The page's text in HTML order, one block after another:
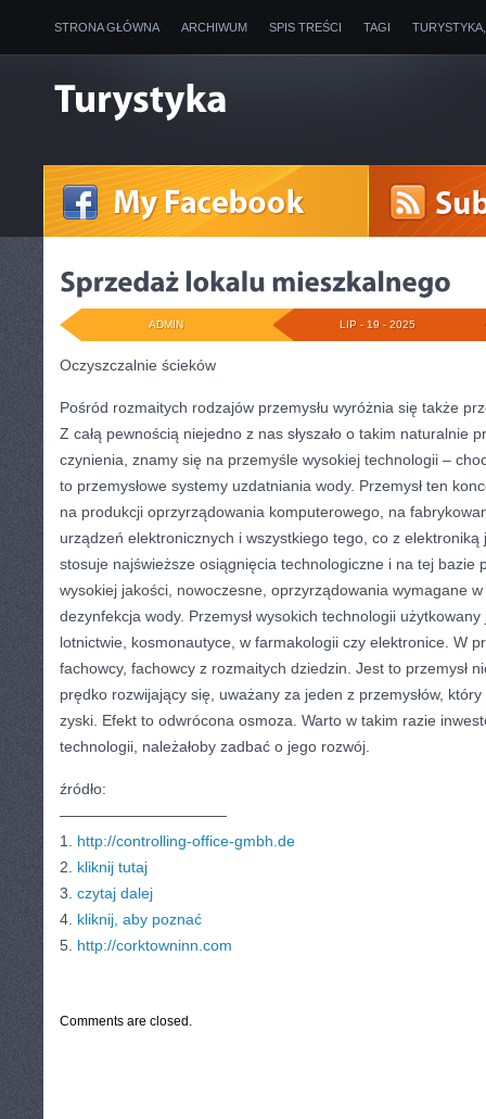
STRONA GŁÓWNA ARCHIWUM SPIS TREŚCI TAGI
LIP - 19 - 2025
ADMIN
Oczyszczalnie ścieków
Pośród rozmaitych rodzajów przemysłu wyróżnia się także
Z całą pewnością niejedno z nas słyszało o takim naturalnie
czynienia, znamy się na przemyśle wysokiej technologii –
to przemysłowe systemy uzdatniania wody. Przemysł ten
na produkcji oprzyrządowania komputerowego, na
urządzeń elektronicznych i wszystkiego tego, co z elektroniką
stosuje najświeższe osiągnięcia technologiczne i na tej bazie
wysokiej jakości, nowoczesne, oprzyrządowania wymagane
dezynfekcja wody. Przemysł wysokich technologii
lotnictwie, kosmonautyce, w farmakologii czy elektronice. W
fachowcy, fachowcy z rozmaitych dziedzin. Jest to przemysł
prędko rozwijający się, uważany za jeden z przemysłów,
zyski. Efekt to odwrócona osmoza. Warto w takim razie
technologii, należałoby zadbać o jego rozwój.
źródło:
———————————
1. http://controlling-office-gmbh.de
2. kliknij tutaj
3. czytaj dalej
4. kliknij, aby poznać
5. http://corktowninn.com
Comments are closed.